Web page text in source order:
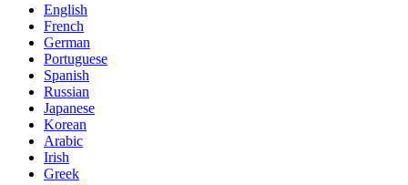
English
French
German
Portuguese
Spanish
Russian
Japanese
Korean
Arabic
Irish
Greek